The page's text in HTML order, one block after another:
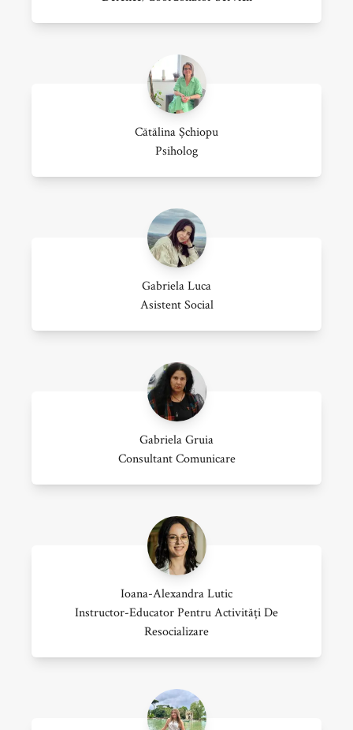
Cătălina Șchiopu
Psiholog
Gabriela Luca
Asistent Social
Gabriela Gruia
Consultant Comunicare
Ioana-Alexandra Lutic
Instructor-Educator Pentru Activități De
Resocializare